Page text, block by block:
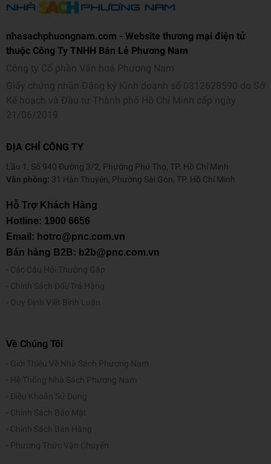
nhasachphuongnam.com - Website thương mại điện tử
thuộc Công Ty TNHH Bán Lẻ Phương Nam
Công ty Cổ phần Văn hoá Phương Nam
Giấy chứng nhận Đăng ký Kinh doanh số 0312628590 do Sở
Kế hoạch và Đầu tư Thành phố Hồ Chí Minh cấp ngày
21/06/2019
ĐỊA CHỈ CÔNG TY
Lầu 1, Số 940 Đường 3/2, Phường Phú Thọ, TP. Hồ Chí Minh
Văn phòng: 31 Hàn Thuyên, Phường Sài Gòn, TP. Hồ Chí Minh
Hỗ Trợ Khách Hàng
Hotline: 1900 6656
Email: hotro@pnc.com.vn
Bán hàng B2B: b2b@pnc.com.vn
Các Câu Hỏi Thường Gặp
Chính Sách Đổi/Trả Hàng
Quy Định Viết Bình Luận
Về Chúng Tôi
Giới Thiệu Về Nhà Sách Phương Nam
Hệ Thống Nhà Sách Phương Nam
Điều Khoản Sử Dụng
Chính Sách Bảo Mật
Chính Sách Bán Hàng
Phương Thức Vận Chuyển